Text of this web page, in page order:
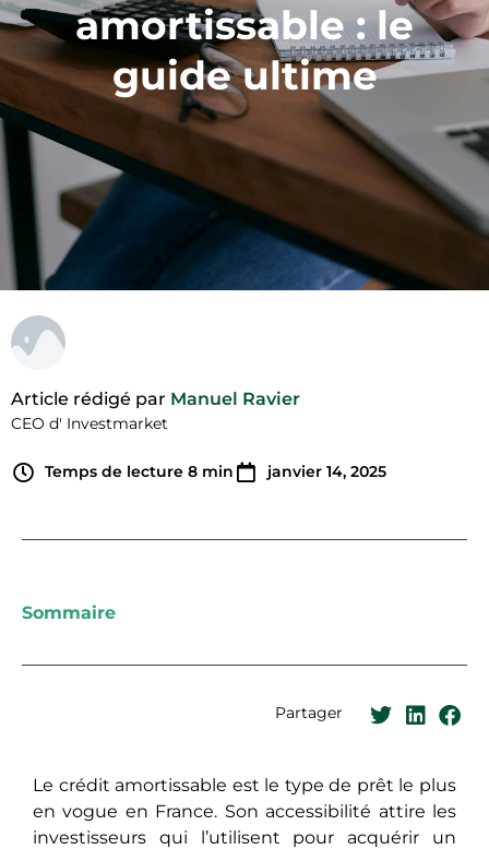
amortissable : le
guide ultime
Article rédigé par Manuel Ravier
CEO d' Investmarket
Temps de lecture 8 min janvier 14, 2025
Sommaire
Partager
Le crédit amortissable est le type de prêt le plus
en vogue en France. Son accessibilité attire les
investisseurs qui l’utilisent pour acquérir un